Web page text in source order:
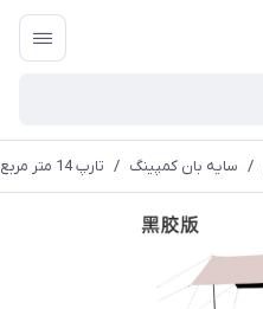
/ سایه بان کمپینگ / تارپ 14 متر مربع مدل Titanium Vinyl به همراه 2 تیرک شاین تریپ | A463